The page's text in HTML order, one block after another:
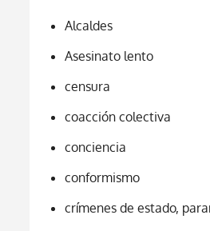
Alcaldes
Asesinato lento
censura
coacción colectiva
conciencia
conformismo
crímenes de estado,